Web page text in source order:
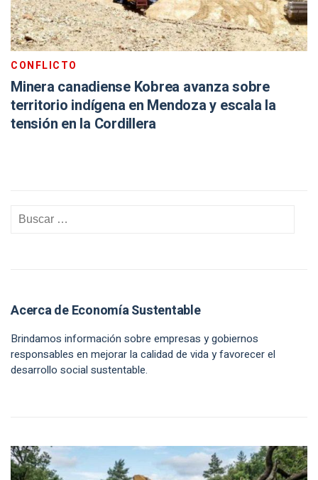
CONFLICTO
Minera canadiense Kobrea avanza sobre
territorio indígena en Mendoza y escala la
tensión en la Cordillera
Acerca de Economía Sustentable
Brindamos información sobre empresas y gobiernos
responsables en mejorar la calidad de vida y favorecer el
desarrollo social sustentable.